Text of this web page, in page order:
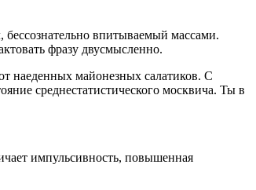
впитываемый массами.
фразу двусмысленно.
наеденных майонезных салатиков. С
среднестатистического москвича. Ты в
импульсивность, повышенная